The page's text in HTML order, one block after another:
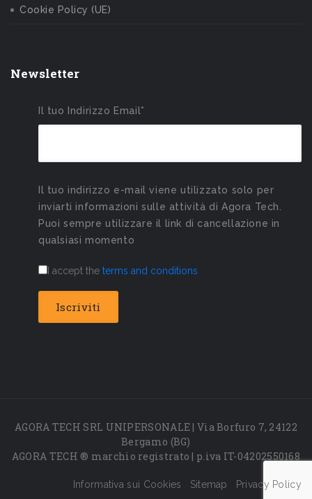
Cookie Policy (UE)
Newsletter
Il tuo Indirizzo Email*
Il tuo indirizzo e-mail viene utilizzato solo per
inviarti informazioni sulle attività di Agora Tech.
Puoi sempre utilizzare il link di cancellazione in
qualsiasi momento
I accept the terms and conditions
AGORA TECH SRL UNIPERSONALE | Via Borfuro 7, 24122
Bergamo (BG)
AGORA TECH ® marchio registrato | p.iva IT-04202550168
Informativa sui Cookies Sitemap Privacy Policy